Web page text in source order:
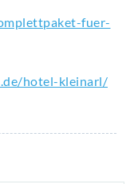
fuer-
hotel-kleinarl/